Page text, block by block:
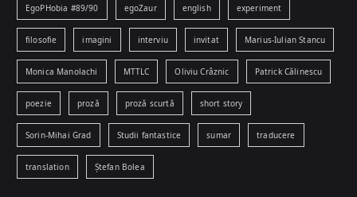
EgoPHobia #89/90 egoZaur english experiment
filosofie imagini interviu invitat Marius-Iulian Stancu
Monica Manolachi MTTLC Oliviu Crâznic Patrick Călinescu
poezie proză proză scurtă short story
Sorin-Mihai Grad Studii fantastice sumar traducere
translation Ștefan Bolea